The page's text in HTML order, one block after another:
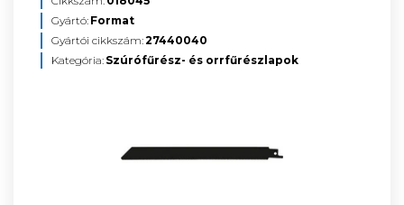
Gyártó: Format
Gyártói cikkszám:27440040
Kategória: Szúrófűrész- és orrfűrészlapok